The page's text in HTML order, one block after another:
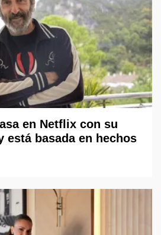
en Netflix con su
está basada en hechos